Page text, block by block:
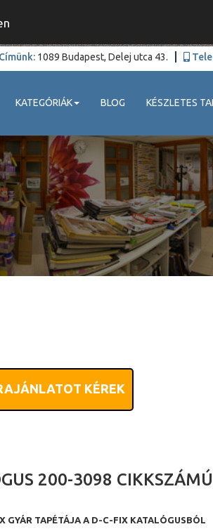
Címünk: 1089 Budapest, Delej utca 43.
KATEGÓRIÁK BLOG KÉSZLETES
KÉREK
200-3098
GYÁR TAPÉTÁJA A D-C-FIX KATALÓGUSBÓL